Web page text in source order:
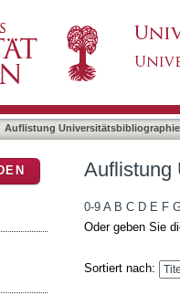
Auflistung
Auflistung
0-9 A B C D E F
Oder geben Sie
Sortiert nach: